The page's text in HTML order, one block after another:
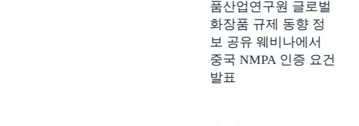
품산업연구원 글로벌
화장품 규제 동향 정
보 공유 웨비나에서
중국 NMPA 인증 요건
발표